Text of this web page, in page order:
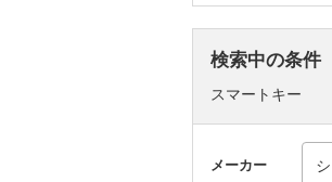
検索中の条件
スマートキー
メーカー